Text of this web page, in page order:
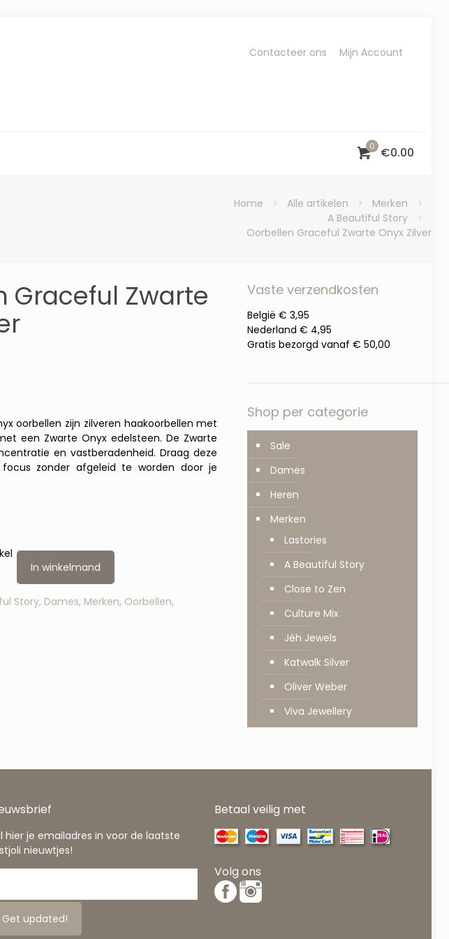
Contacteer ons Mijn Account
0 €0.00
Home Alle artikelen
Merken
A Beautiful Story
Oorbellen Graceful Zwarte Onyx Zilver
Graceful Zwarte
oorbellen zijn zilveren haakoorbellen met
een Zwarte Onyx edelsteen. De Zwarte
en vastberadenheid. Draag deze
zonder afgeleid te worden door je
In winkelmand
Story, Dames, Merken, Oorbellen,
Vaste verzendkosten
België € 3,95
Nederland € 4,95
Gratis bezorgd vanaf € 50,00
Shop per categorie
Sale
Dames
Heren
Merken
Lastories
A Beautiful Story
Close to Zen
Culture Mix
Jéh Jewels
Katwalk Silver
Oliver Weber
Viva Jewellery
hier je emailadres in voor de laatste
nieuwtjes!
Betaal veilig met
Volg ons